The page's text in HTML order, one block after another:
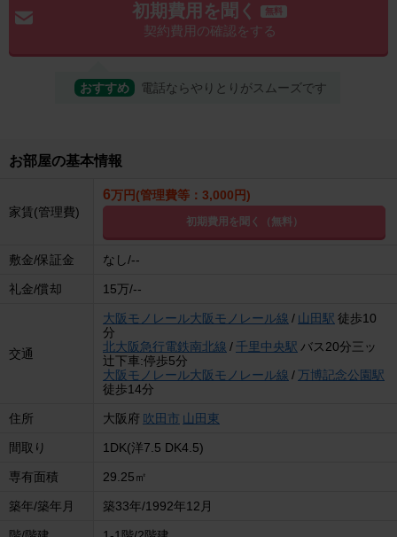
初期費用を聞く 無料
契約費用の確認をする
おすすめ 電話ならやりとりがスムーズです
お部屋の基本情報
家賃(管理費)
6万円(管理費等：3,000円)
初期費用を聞く（無料）
敷金/保証金 なし/--
礼金/償却 15万/--
交通
大阪モノレール大阪モノレール線 / 山田駅 徒歩10
分
北大阪急行電鉄南北線 /千里中央駅 バス20分三ッ
辻下車:停歩5分
大阪モノレール大阪モノレール線 /万博記念公園駅
徒歩14分
住所 大阪府 吹田市 山田東
間取り 1DK(洋7.5 DK4.5)
専有面積 29.25㎡
築年/築年月 築33年/1992年12月